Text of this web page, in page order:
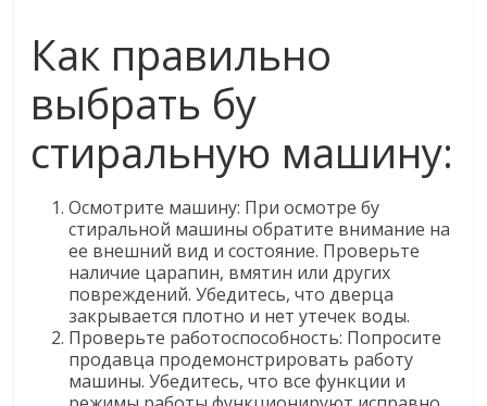
Как правильно
выбрать бу
стиральную машину:
Осмотрите машину: При осмотре бу
стиральной машины обратите внимание на
ее внешний вид и состояние. Проверьте
наличие царапин, вмятин или других
повреждений. Убедитесь, что дверца
закрывается плотно и нет утечек воды.
Проверьте работоспособность: Попросите
продавца продемонстрировать работу
машины. Убедитесь, что все функции и